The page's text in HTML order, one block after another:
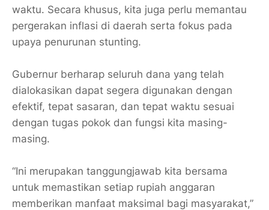
waktu. Secara khusus, kita juga perlu memantau
pergerakan inflasi di daerah serta fokus pada
upaya penurunan stunting.
Gubernur berharap seluruh dana yang telah
dialokasikan dapat segera digunakan dengan
efektif, tepat sasaran, dan tepat waktu sesuai
dengan tugas pokok dan fungsi kita masing-
masing.
“Ini merupakan tanggungjawab kita bersama
untuk memastikan setiap rupiah anggaran
memberikan manfaat maksimal bagi masyarakat,”